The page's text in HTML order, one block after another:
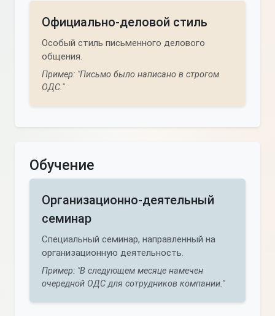
Официально-деловой стиль
Особый стиль письменного делового
общения.
Пример: "Письмо было написано в строгом
ОДС."
Обучение
Организационно-деятельный
семинар
Специальный семинар, направленный на
организационную деятельность.
Пример: "В следующем месяце намечен
очередной ОДС для сотрудников компании."